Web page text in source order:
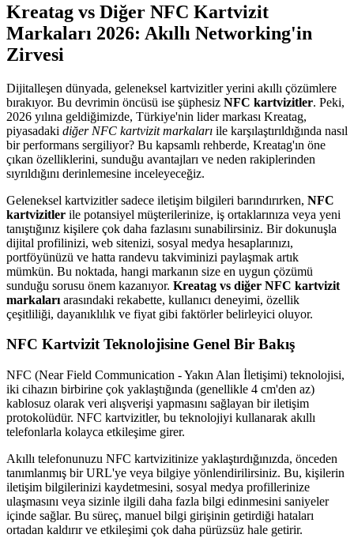
Kreatag vs Diğer NFC Kartvizit
Markaları 2026: Akıllı Networking'in
Zirvesi
Dijitalleşen dünyada, geleneksel kartvizitler yerini akıllı çözümlere
bırakıyor. Bu devrimin öncüsü ise şüphesiz NFC kartvizitler. Peki,
2026 yılına geldiğimizde, Türkiye'nin lider markası Kreatag,
piyasadaki diğer NFC kartvizit markaları ile karşılaştırıldığında nasıl
bir performans sergiliyor? Bu kapsamlı rehberde, Kreatag'ın öne
çıkan özelliklerini, sunduğu avantajları ve neden rakiplerinden
sıyrıldığını derinlemesine inceleyeceğiz.
Geleneksel kartvizitler sadece iletişim bilgileri barındırırken, NFC
kartvizitler ile potansiyel müşterilerinize, iş ortaklarınıza veya yeni
tanıştığınız kişilere çok daha fazlasını sunabilirsiniz. Bir dokunuşla
dijital profilinizi, web sitenizi, sosyal medya hesaplarınızı,
portföyünüzü ve hatta randevu takviminizi paylaşmak artık
mümkün. Bu noktada, hangi markanın size en uygun çözümü
sunduğu sorusu önem kazanıyor. Kreatag vs diğer NFC kartvizit
markaları arasındaki rekabette, kullanıcı deneyimi, özellik
çeşitliliği, dayanıklılık ve fiyat gibi faktörler belirleyici oluyor.
NFC Kartvizit Teknolojisine Genel Bir Bakış
NFC (Near Field Communication - Yakın Alan İletişimi) teknolojisi,
iki cihazın birbirine çok yaklaştığında (genellikle 4 cm'den az)
kablosuz olarak veri alışverişi yapmasını sağlayan bir iletişim
protokolüdür. NFC kartvizitler, bu teknolojiyi kullanarak akıllı
telefonlarla kolayca etkileşime girer.
Akıllı telefonunuzu NFC kartvizitinize yaklaştırdığınızda, önceden
tanımlanmış bir URL'ye veya bilgiye yönlendirilirsiniz. Bu, kişilerin
iletişim bilgilerinizi kaydetmesini, sosyal medya profillerinize
ulaşmasını veya sizinle ilgili daha fazla bilgi edinmesini saniyeler
içinde sağlar. Bu süreç, manuel bilgi girişinin getirdiği hataları
ortadan kaldırır ve etkileşimi çok daha pürüzsüz hale getirir.